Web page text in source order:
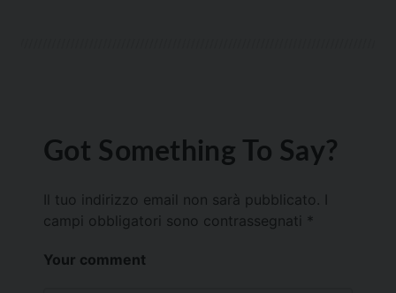
Got Something To Say?
Il tuo indirizzo email non sarà pubblicato.
campi obbligatori sono contrassegnati *
Your comment